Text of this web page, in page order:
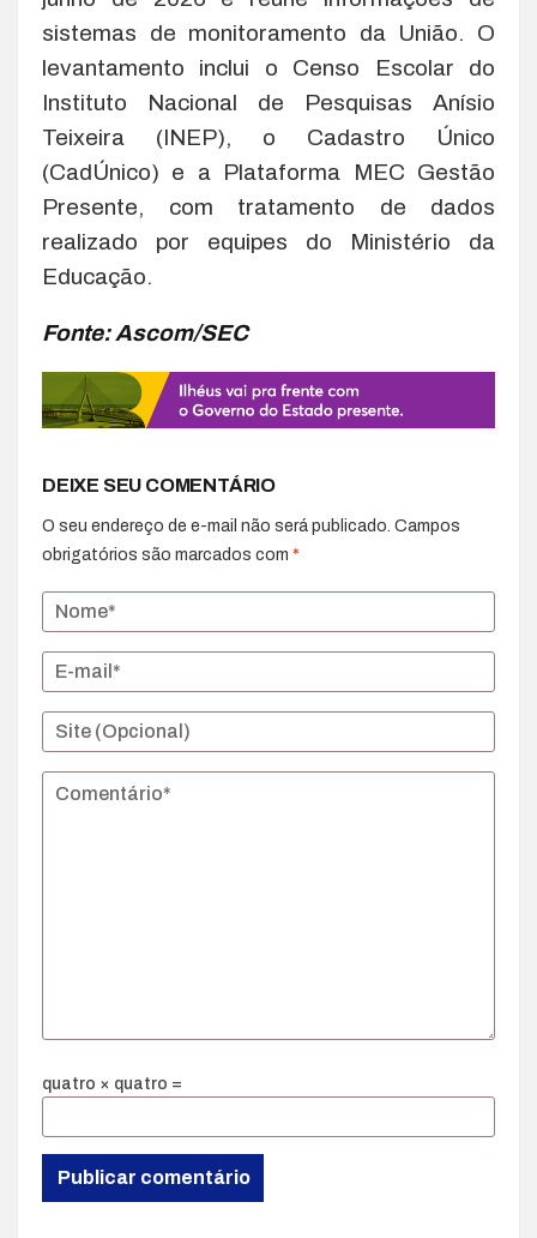
sistemas de monitoramento da União. O
levantamento inclui o Censo Escolar do
Instituto Nacional de Pesquisas Anísio
Teixeira (INEP), o Cadastro Único
(CadÚnico) e a Plataforma MEC Gestão
Presente, com tratamento de dados
realizado por equipes do Ministério da
Educação.
Fonte: Ascom/SEC
DEIXE SEU COMENTÁRIO
O seu endereço de e-mail não será publicado. Campos
obrigatórios são marcados com *
quatro × quatro =